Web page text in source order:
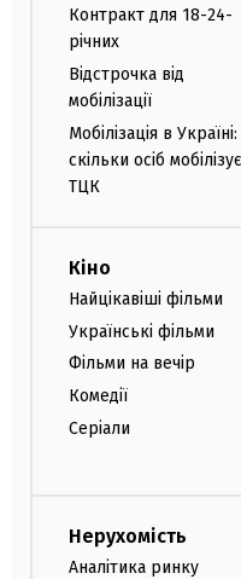
Контракт для 18-24-
річних
Відстрочка від
мобілізації
Мобілізація в Україні:
скільки осіб мобілізує
ТЦК
Кіно
Найцікавіші фільми
Українські фільми
Фільми на вечір
Комедії
Серіали
Нерухомість
Аналітика ринку